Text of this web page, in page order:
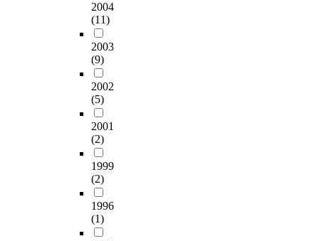
2004
(11)
2003
(9)
2002
(5)
2001
(2)
1999
(2)
1996
(1)